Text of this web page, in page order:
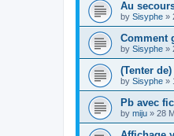
Au
by Sisyphe »
Comment
by Sisyphe »
(Tenter
by Sisyphe »
Pb avec
by miju » 28